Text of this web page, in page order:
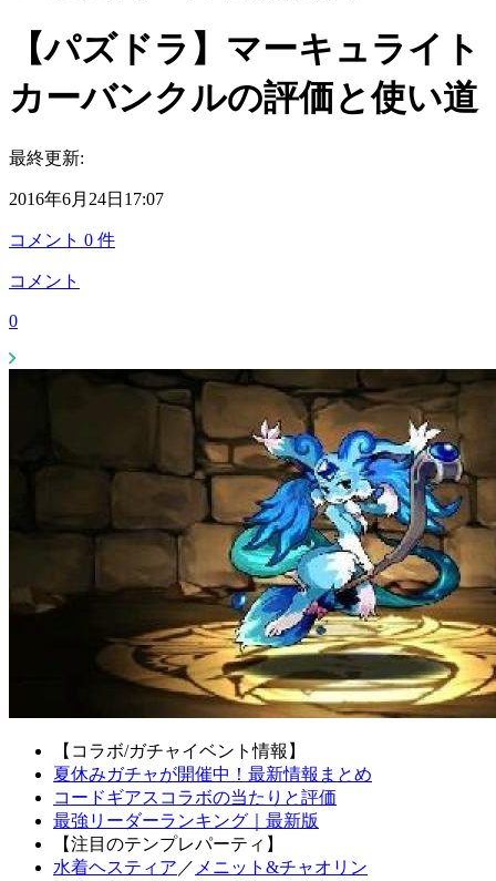
【パズドラ】マーキュライト
カーバンクルの評価と使い道
最終更新:
2016年6月24日17:07
コメント 0 件
コメント
0
【コラボ/ガチャイベント情報】
夏休みガチャが開催中！最新情報まとめ
コードギアスコラボの当たりと評価
最強リーダーランキング｜最新版
【注目のテンプレパーティ】
水着ヘスティア ／ メニット&チャオリン